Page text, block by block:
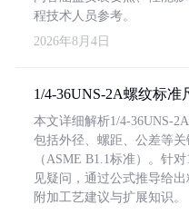
程技术人员参考。
2026年8月4日
1/4-36UNS-2A螺纹标准
本文详细解析1/4-36UNS-
包括外径、螺距、公差等
（ASME B1.1标准）。针
见疑问，通过公式推导给
附加工艺建议与扩展知识。